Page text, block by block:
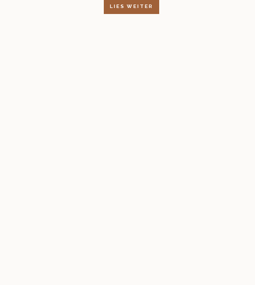
LIES WEITER